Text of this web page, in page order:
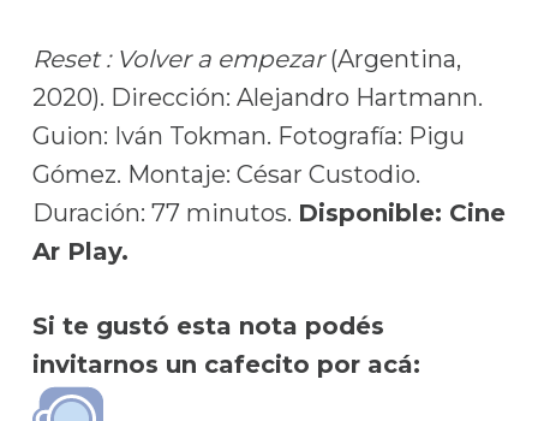
Reset : Volver a empezar(Argentina,
2020). Dirección: Alejandro Hartmann.
Guion: Iván Tokman. Fotografía: Pigu
Gómez. Montaje: César Custodio.
Duración: 77 minutos. Disponible: Cine
Ar Play.
Si te gustó esta nota podés
invitarnos un cafecito por acá: